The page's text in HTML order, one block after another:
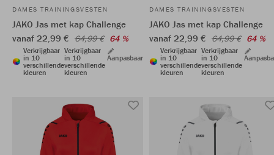
DAMES TRAININGSVESTEN
JAKO Jas met kap Challenge
vanaf 22,99 € 64,99 € 64 %
Verkrijgbaar
in 10
verschillende
kleuren
Verkrijgbaar
in 10
verschillende
kleuren
Aanpasbaar
DAMES TRAININGSVESTEN
JAKO Jas met kap Challenge
vanaf 22,99 € 64,99 € 64 %
Verkrijgbaar
in 10
verschillende
kleuren
Verkrijgbaar
in 10
verschillende
kleuren